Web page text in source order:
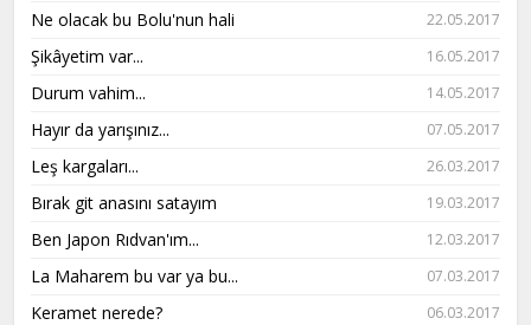
Ne olacak bu Bolu'nun hali 22.05.2017
Şikâyetim var... 16.05.2017
Durum vahim... 14.05.2017
Hayır da yarışınız... 07.05.2017
Leş kargaları... 26.03.2017
Bırak git anasını satayım 19.03.2017
Ben Japon Rıdvan'ım... 12.03.2017
La Maharem bu var ya bu... 07.03.2017
Keramet nerede? 06.03.2017